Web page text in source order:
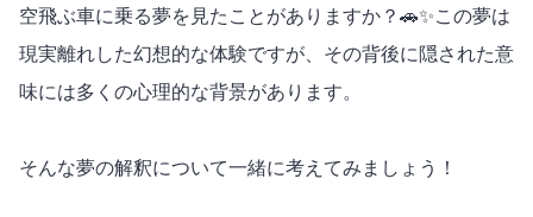
空飛ぶ車に乗る夢を見たことがありますか？🚗✨この夢は
現実離れした幻想的な体験ですが、その背後に隠された意
味には多くの心理的な背景があります。
そんな夢の解釈について一緒に考えてみましょう！